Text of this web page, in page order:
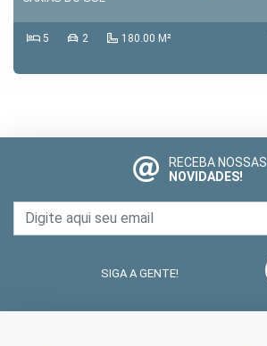
5 2 180.00 M²
RECEBA NOSSAS
NOVIDADES!
SIGA A GENTE!